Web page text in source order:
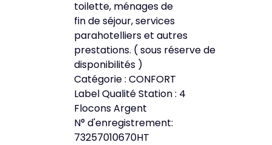
toilette, ménages de
fin de séjour, services
parahotelliers et autres
prestations. ( sous réserve de
disponibilités )
Catégorie : CONFORT
Label Qualité Station : 4
Flocons Argent
N° d'enregistrement:
73257010670HT